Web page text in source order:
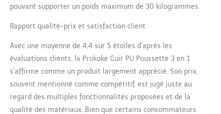
et siège, ce qui pourrait
optimale au confort et à
bébé. 【Bassinet
Spacieux et
Confortable】 Cette
pousette peut offrir à
votre bébé le réconfort
ultime avec le bassinet
spacieux de la poussette
pouvant supporter un poids maximum de 30 kilogrammes.
Rapport qualité-prix et satisfaction client
Avec une moyenne de 4,4 sur 5 étoiles d’après les
évaluations clients, la Prokoke Cuir PU Poussette 3 en 1
s’affirme comme un produit largement apprécié. Son prix,
souvent mentionné comme compétitif, est jugé juste au
regard des multiples fonctionnalités proposées et de la
qualité des matériaux. Bien que certains consommateurs